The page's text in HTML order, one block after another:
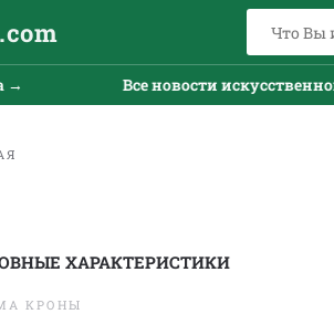
Все новости искусственного
ХАРАКТЕРИСТИКИ
КРОНЫ